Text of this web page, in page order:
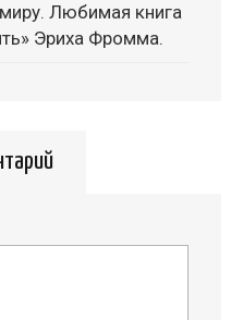
Любимая книга
Эриха Фромма.